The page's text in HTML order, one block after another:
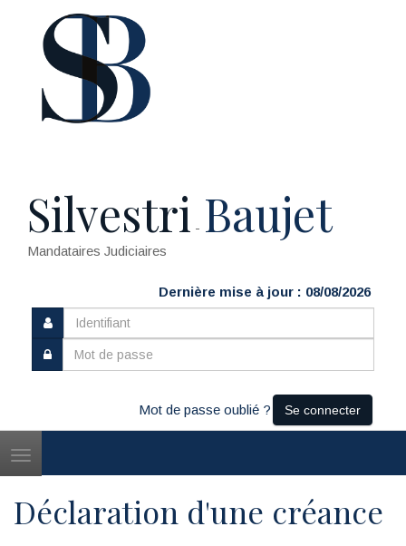
Silvestri - Baujet
Mandataires Judiciaires
Dernière mise à jour : 08/08/2026
Mot de passe oublié ? Se connecter
Toggle
Déclaration d'une créance